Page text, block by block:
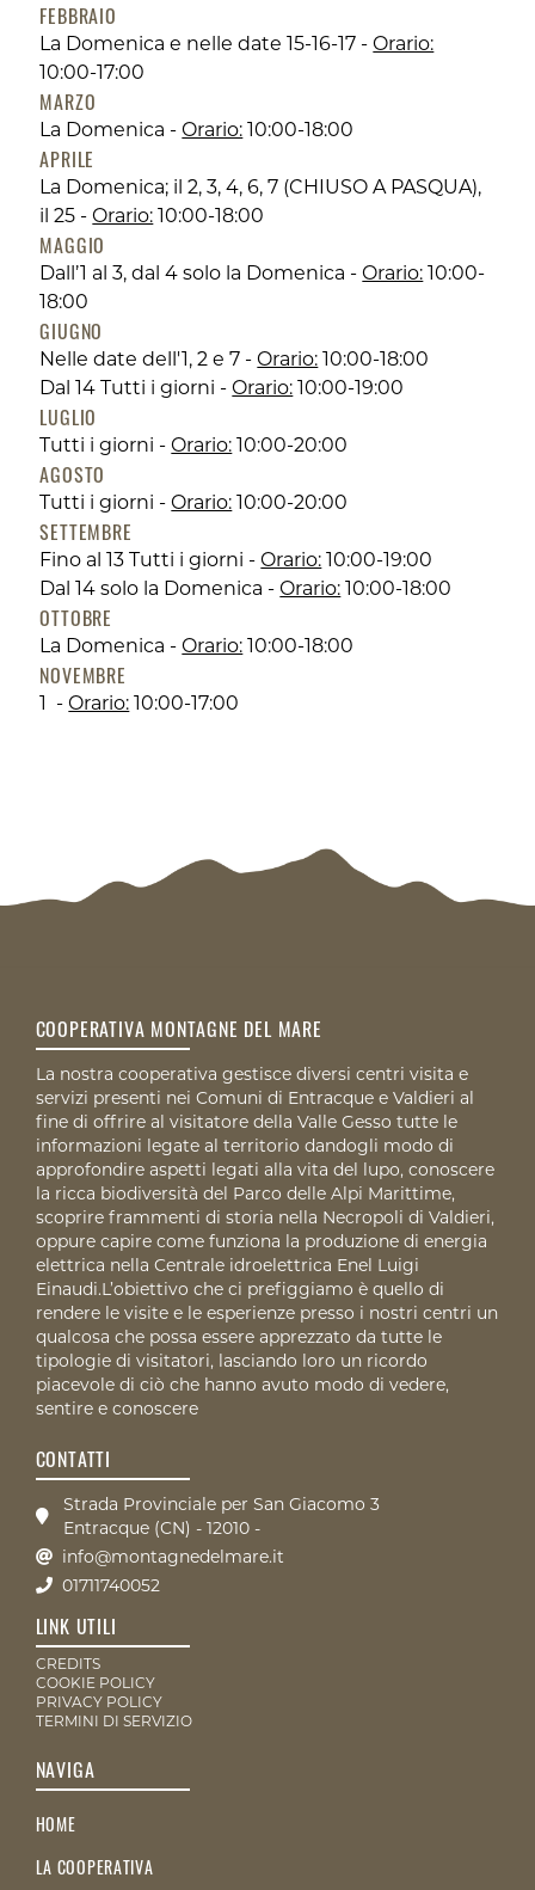
FEBBRAIO
La Domenica e nelle date 15-16-17 - Orario:
10:00-17:00
MARZO
La Domenica - Orario: 10:00-18:00
APRILE
La Domenica; il 2, 3, 4, 6, 7 (CHIUSO A PASQUA),
il 25 - Orario: 10:00-18:00
MAGGIO
Dall’1 al 3, dal 4 solo la Domenica - Orario: 10:00-
18:00
GIUGNO
Nelle date dell'1, 2 e 7 - Orario: 10:00-18:00
Dal 14 Tutti i giorni - Orario: 10:00-19:00
LUGLIO
Tutti i giorni - Orario: 10:00-20:00
AGOSTO
Tutti i giorni - Orario: 10:00-20:00
SETTEMBRE
Fino al 13 Tutti i giorni - Orario: 10:00-19:00
Dal 14 solo la Domenica - Orario: 10:00-18:00
OTTOBRE
La Domenica - Orario: 10:00-18:00
NOVEMBRE
1 - Orario: 10:00-17:00
COOPERATIVA MONTAGNE DEL MARE
La nostra cooperativa gestisce diversi centri visita e
servizi presenti nei Comuni di Entracque e Valdieri al
fine di offrire al visitatore della Valle Gesso tutte le
informazioni legate al territorio dandogli modo di
approfondire aspetti legati alla vita del lupo, conoscere
la ricca biodiversità del Parco delle Alpi Marittime,
scoprire frammenti di storia nella Necropoli di Valdieri,
oppure capire come funziona la produzione di energia
elettrica nella Centrale idroelettrica Enel Luigi
Einaudi.L’obiettivo che ci prefiggiamo è quello di
rendere le visite e le esperienze presso i nostri centri un
qualcosa che possa essere apprezzato da tutte le
tipologie di visitatori, lasciando loro un ricordo
piacevole di ciò che hanno avuto modo di vedere,
sentire e conoscere
CONTATTI
Strada Provinciale per San Giacomo 3
Entracque (CN) - 12010 -
info@montagnedelmare.it
01711740052
LINK UTILI
CREDITS
COOKIE POLICY
PRIVACY POLICY
TERMINI DI SERVIZIO
NAVIGA
HOME
LA COOPERATIVA